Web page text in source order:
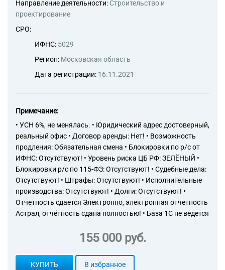
Направление деятельности: Строительство и
проектирование
СРО:
ИФНС: 5029
Регион: Московская область
Дата регистрации: 16.11.2021
Примечание:
• УСН 6%, не менялась. • Юридический адрес достоверный,
реальный офис • Договор аренды: Нет! • Возможность
продления: Обязательная смена • Блокировки по р/с от
ИФНС: Отсутствуют! • Уровень риска ЦБ РФ: ЗЕЛЁНЫЙ •
Блокировки р/с по 115-ФЗ: Отсутствуют! • Судебные дела:
Отсутствуют! • Штрафы: Отсутствуют! • Исполнительные
производства: Отсутствуют! • Долги: Отсутствуют! •
Отчетность сдается Электронно, электронная отчетность
Астрал, отчётность сдана полностью! • База 1С не ведется
155 000 руб.
КУПИТЬ В избранное